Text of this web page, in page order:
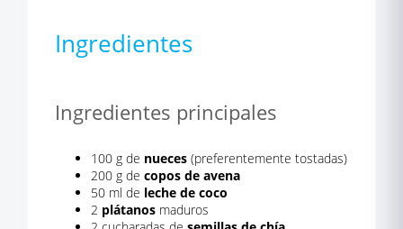
Ingredientes
Ingredientes principales
100 g de nueces (preferentemente tostadas)
200 g de copos de avena
50 ml de leche de coco
2 plátanos maduros